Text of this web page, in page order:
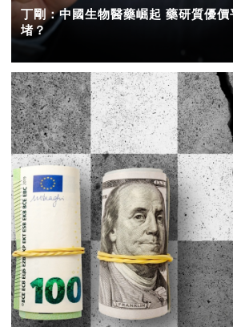
丁剛：中國生物醫藥崛起 藥研質優價
堵？